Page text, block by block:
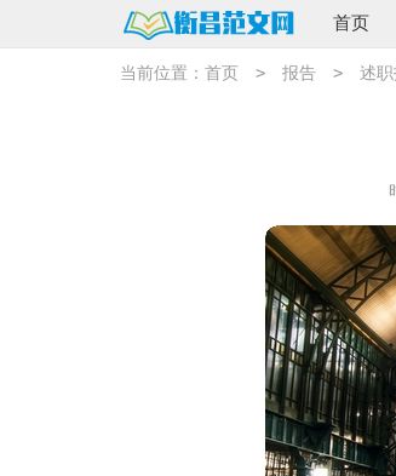
首页
当前位置： 首页 > 报告 > 述